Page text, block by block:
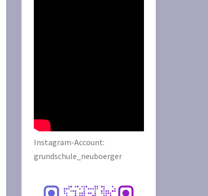
Instagram-Account:
grundschule_neuboerger